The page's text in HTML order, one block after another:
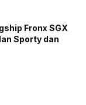
Fronx SGX
Sporty dan